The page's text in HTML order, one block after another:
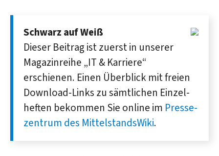
Schwarz auf Weiß
Dieser Beitrag ist zuerst in unserer
Magazin­reihe „IT & Karriere“
erschienen. Einen Über­blick mit freien
Down­load-Links zu sämt­lichen Einzel­
heften be­kommen Sie online im Presse­
zentrum des MittelstandsWiki.